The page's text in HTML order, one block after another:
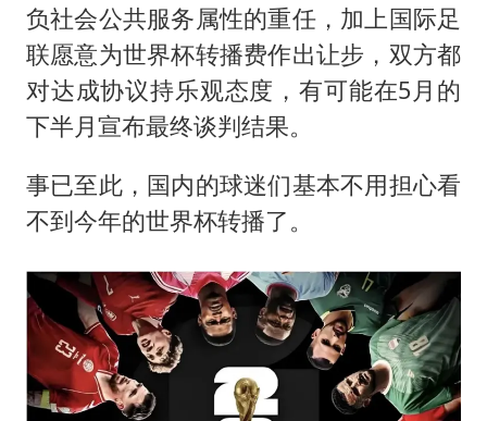
负社会公共服务属性的重任，加上国际足
联愿意为世界杯转播费作出让步，双方都
对达成协议持乐观态度，有可能在5月的
下半月宣布最终谈判结果。
事已至此，国内的球迷们基本不用担心看
不到今年的世界杯转播了。